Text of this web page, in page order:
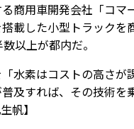
商用車開発会社「コマ
搭載した小型トラック
以上が都内だ。
水素はコストの高さが
及すれば、その技術
帆】